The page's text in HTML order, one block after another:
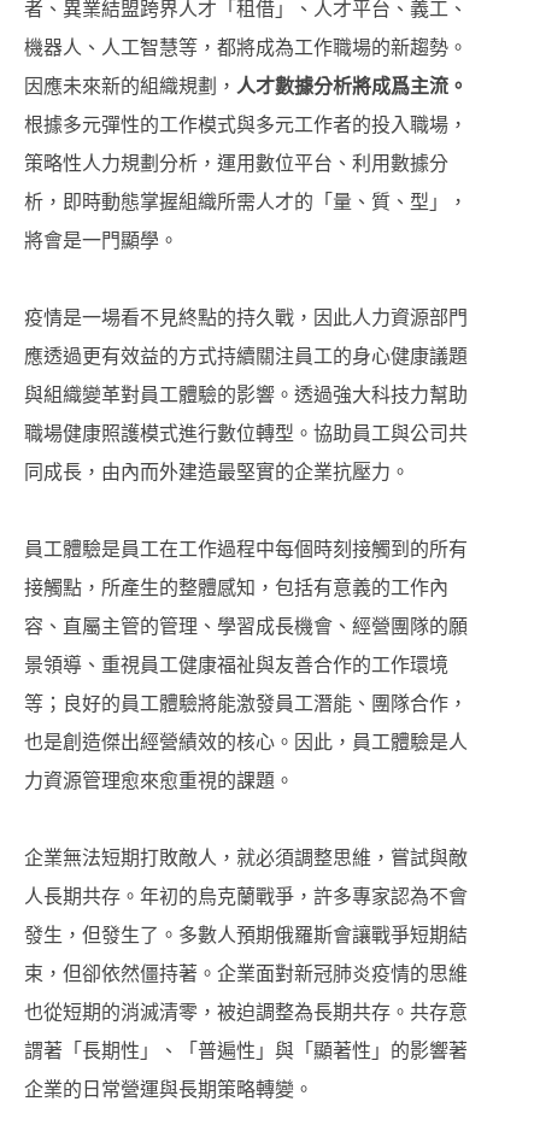
者、異業結盟跨界人才「租借」、人才平台、義工、
機器人、人工智慧等，都將成為工作職場的新趨勢。
因應未來新的組織規劃， 人才數據分析將成爲主流。
根據多元彈性的工作模式與多元工作者的投入職場，
策略性人力規劃分析，運用數位平台、利用數據分
析，即時動態掌握組織所需人才的「量、質、型」，
將會是一門顯學。
疫情是一場看不見終點的持久戰，因此人力資源部門
應透過更有效益的方式持續關注員工的身心健康議題
與組織變革對員工體驗的影響。透過強大科技力幫助
職場健康照護模式進行數位轉型。協助員工與公司共
同成長，由內而外建造最堅實的企業抗壓力。
員工體驗是員工在工作過程中每個時刻接觸到的所有
接觸點，所產生的整體感知，包括有意義的工作內
容、直屬主管的管理、學習成長機會、經營團隊的願
景領導、重視員工健康福祉與友善合作的工作環境
等；良好的員工體驗將能激發員工潛能、團隊合作，
也是創造傑出經營績效的核心。因此，員工體驗是人
力資源管理愈來愈重視的課題。
企業無法短期打敗敵人，就必須調整思維，嘗試與敵
人長期共存。年初的烏克蘭戰爭，許多專家認為不會
發生，但發生了。多數人預期俄羅斯會讓戰爭短期結
束，但卻依然僵持著。企業面對新冠肺炎疫情的思維
也從短期的消滅清零，被迫調整為長期共存。共存意
謂著「長期性」、「普遍性」與「顯著性」的影響著
企業的日常營運與長期策略轉變。